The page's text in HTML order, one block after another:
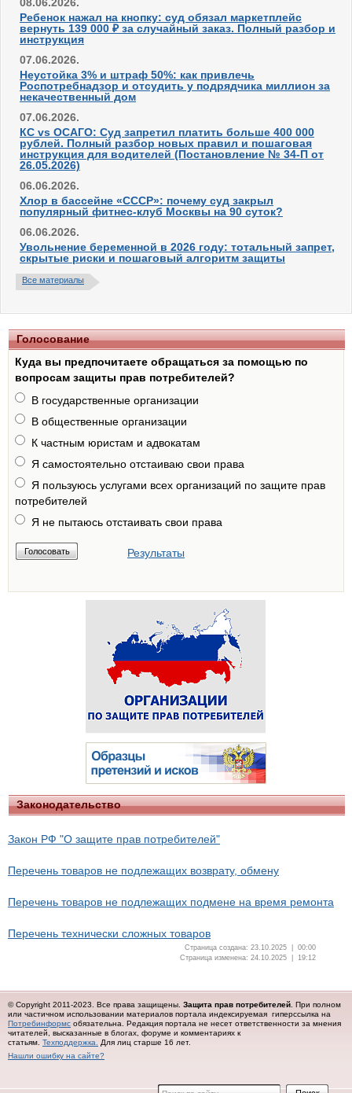
Ребенок нажал на кнопку: суд обязал маркетплейс
вернуть 139 000 ₽ за случайный заказ. Полный разбор и
инструкция
07.06.2026.
Неустойка 3% и штраф 50%: как привлечь
Роспотребнадзор и отсудить у подрядчика миллион за
некачественный дом
07.06.2026.
КС vs ОСАГО: Суд запретил платить больше 400 000
рублей. Полный разбор новых правил и пошаговая
инструкция для водителей (Постановление № 34-П от
26.05.2026)
06.06.2026.
Хлор в бассейне «СССР»: почему суд закрыл
популярный фитнес-клуб Москвы на 90 суток?
06.06.2026.
Увольнение беременной в 2026 году: тотальный запрет,
скрытые риски и пошаговый алгоритм защиты
Все материалы
Голосование
Куда вы предпочитаете обращаться за помощью по
вопросам защиты прав потребителей?
В государственные организации
В общественные организации
К частным юристам и адвокатам
Я самостоятельно отстаиваю свои права
Я пользуюсь услугами всех организаций по защите прав
потребителей
Я не пытаюсь отстаивать свои права
Результаты
Законодательство
Закон РФ "О защите прав потребителей"
Перечень товаров не подлежащих возврату, обмену
Перечень товаров не подлежащих подмене на время ремонта
Перечень технически сложных товаров
Страница создана: 23.10.2025 | 00:00
Страница изменена: 24.10.2025 | 19:12
© Copyright 2011-2023. Все права защищены. Защита прав потребителей . При полном
или частичном использовании материалов портала индексируемая гиперссылка на
Потребинформс обязательна. Редакция портала не несет ответственности за мнения
читателей, высказанные в блогах, форуме и комментариях к
статьям. Техподдержка.
Для лиц старше 16 лет.
Нашли ошибку на сайте?